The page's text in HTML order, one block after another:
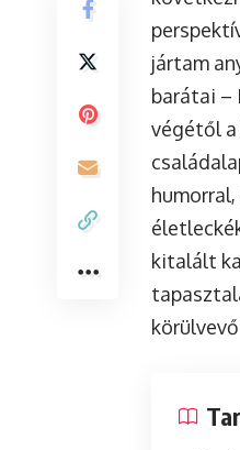
jártam
barátai –
végétől a
kitalált